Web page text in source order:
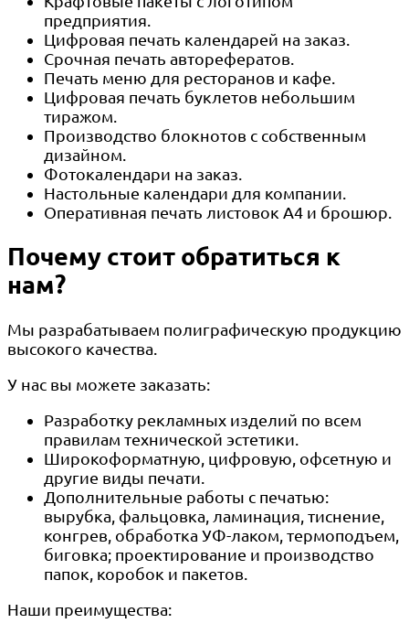
предприятия.
Цифровая печать календарей на заказ.
Срочная печать авторефератов.
Печать меню для ресторанов и кафе.
Цифровая печать буклетов небольшим
тиражом.
Производство блокнотов с собственным
дизайном.
Фотокалендари на заказ.
Настольные календари для компании.
Оперативная печать листовок А4 и брошюр.
Почему стоит обратиться к
нам?
Мы разрабатываем полиграфическую продукцию
высокого качества.
У нас вы можете заказать:
Разработку рекламных изделий по всем
правилам технической эстетики.
Широкоформатную, цифровую, офсетную и
другие виды печати.
Дополнительные работы с печатью:
вырубка, фальцовка, ламинация, тиснение,
конгрев, обработка УФ-лаком, термоподъем,
биговка; проектирование и производство
папок, коробок и пакетов.
Наши преимущества: